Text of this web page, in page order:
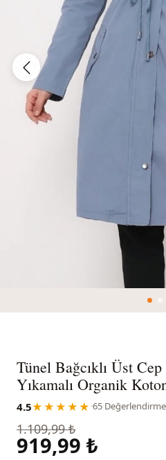
Tünel Bağcıklı Üst Cep
Yıkamalı Organik
4.5★★★★★ ·65 Değerlendirme
1.109,99 ₺
919,99 ₺